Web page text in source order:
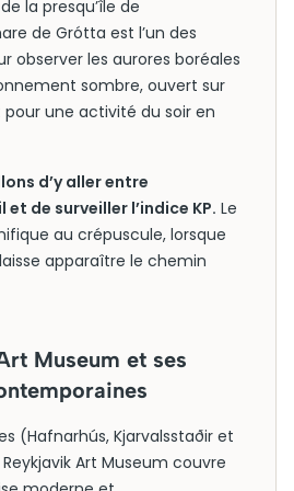
la presqu’île de
de Grótta est l’un des
observer les aurores boréales
sombre, ouvert sur
pour une activité du soir en
d’y aller entre
de surveiller l’indice KP. Le
au crépuscule, lorsque
apparaître le chemin
Museum et ses
(Hafnarhús, Kjarvalsstaðir et
Art Museum couvre